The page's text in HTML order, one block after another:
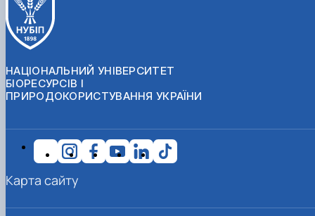
НАЦІОНАЛЬНИЙ УНІВЕРСИТЕТ
БІОРЕСУРСІВ І
ПРИРОДОКОРИСТУВАННЯ УКРАЇНИ
Карта сайту